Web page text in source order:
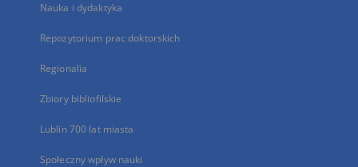
Nauka i dydaktyka
Repozytorium prac doktorskich
Regionalia
Zbiory bibliofilskie
Lublin 700 lat miasta
Społeczny wpływ nauki